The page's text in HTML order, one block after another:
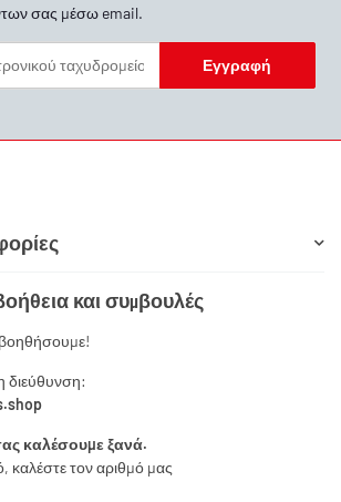
σας μέσω email.
Εγγραφή
και συμβουλές
διεύθυνση:
καλέσουμε ξανά.
καλέστε τον αριθμό μας